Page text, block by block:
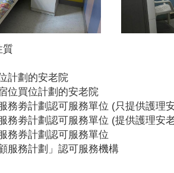
質
計劃的安老院
位買位計劃的安老院
務劵計劃認可服務單位 (只提供護理
務劵計劃認可服務單位 (提供護理安
務券計劃認可服務單位
服務計劃」認可服務機構